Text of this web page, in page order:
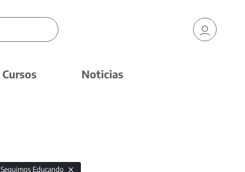
Cursos Noticias
Seguimos Educando